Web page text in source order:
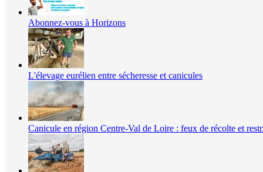
Abonnez-vous à Horizons
L'élevage eurélien entre sécheresse et canicules
Canicule en région Centre-Val de Loire : feux de récolte et